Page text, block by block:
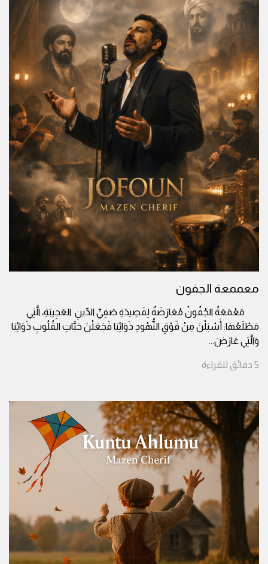
معممعة الجفون
مَعْمَعَةُ الجُفُونْ مُعَارَضَةٌ لِقَصِيدَةِ صَفِيِّ الدِّينِ العَجِيبَةِ، الَّتِي
مَطْلَعُهَا: أَسْبَلْنَ مِنْ فَوْقِ النُّهُودِ ذَوَائِبَا فَجَعَلْنَ حَبَّاتِ القُلُوبِ ذَوَائِبَا
وَالَّتِي عَارَضَ...
5 دقائق للقراءة